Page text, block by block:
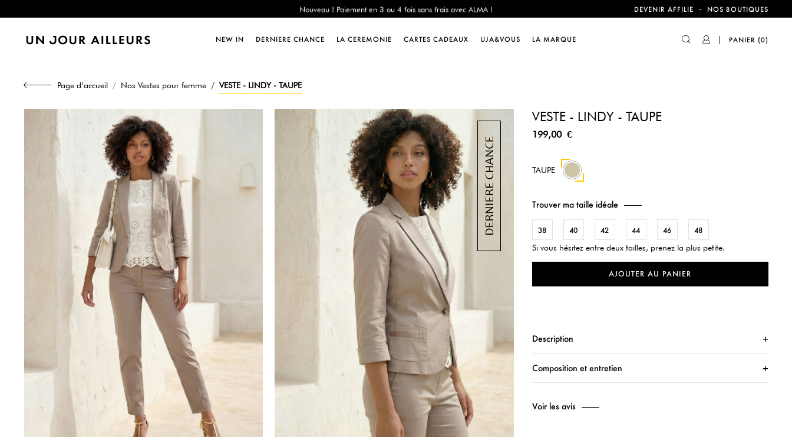
Dernière Chance : -60% sur une sélection jusqu'au 23/08 en vous connectant à votre compte !
Livraison offerte dès 200€ d'achat
Dernière Chance : -60% sur une sélection jusqu'au 23/08 en vous connectant à votre compte !
DEVENIR AFFILIE - NOS BOUTIQUES
NEW IN DERNIERE CHANCE LA CEREMONIE CARTES CADEAUX UJA&VOUS LA MARQUE PANIER (0)
Page d’accueil Nos Vestes pour femme VESTE - LINDY - TAUPE
VESTE - LINDY - TAUPE
199,00 €
TAUPE
Trouver ma taille idéale
38 40 42 44 46 48
Si vous hésitez entre deux tailles, prenez la plus petite.
AJOUTER AU PANIER
Description
Composition et entretien
Voir les avis